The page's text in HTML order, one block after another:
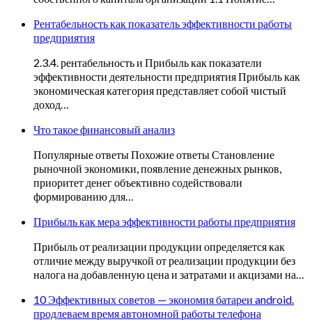
Рентабельность как показатель эффективности работы
предприятия
2.3.4. рентабельность и Прибыль как показатели
эффективности деятельности предприятия Прибыль как
экономическая категория представляет собой чистый
доход…
Что такое финансовый анализ
Популярные ответы Похожие ответы Становление
рыночной экономики, появление денежных рынков,
приоритет денег объективно содействовали
формированию для…
Прибыль как мера эффективности работы предприятия
Прибыль от реализации продукции определяется как
отличие между выручкой от реализации продукции без
налога на добавленную цена и затратами и акцизами на…
10 Эффективных советов — экономия батареи android.
продлеваем время автономной работы телефона